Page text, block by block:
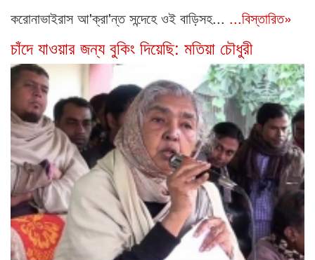
করোনাভাইরাস আ'ক্রা'ন্ত সন্দেহে ওই বাড়িসহ... ...বিস্তারিত»
চাঁদে যাওয়ার জন্য বুকিং দিয়েছি: মতিয়া চৌধুরী